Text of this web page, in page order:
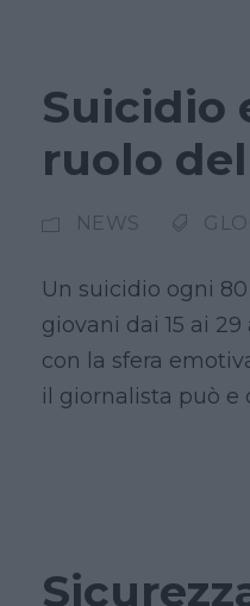
Suicidio
ruolo
NEWS
Un suicidio ogni
giovani dai 15 ai
con la sfera
il giornalista può e